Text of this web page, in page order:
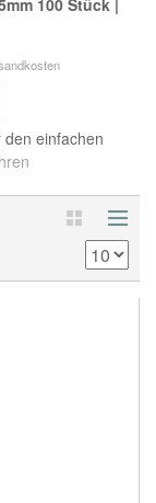
einfachen